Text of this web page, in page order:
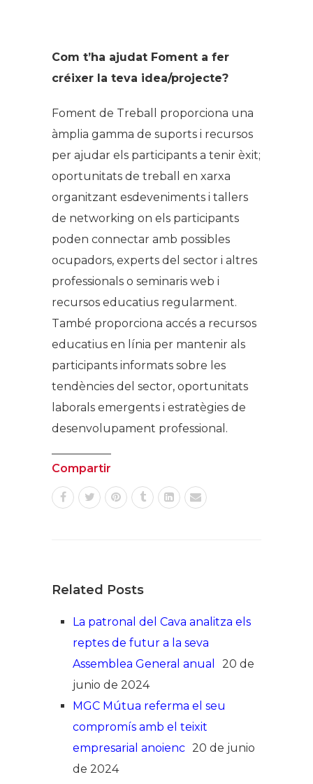
Com t’ha ajudat Foment a fer
créixer la teva idea/projecte?
Foment de Treball proporciona una
àmplia gamma de suports i recursos
per ajudar els participants a tenir èxit;
oportunitats de treball en xarxa
organitzant esdeveniments i tallers
de networking on els participants
poden connectar amb possibles
ocupadors, experts del sector i altres
professionals o seminaris web i
recursos educatius regularment.
També proporciona accés a recursos
educatius en línia per mantenir als
participants informats sobre les
tendències del sector, oportunitats
laborals emergents i estratègies de
desenvolupament professional.
Compartir
Related Posts
La patronal del Cava analitza els
reptes de futur a la seva
Assemblea General anual
20 de
junio de 2024
MGC Mútua referma el seu
compromís amb el teixit
empresarial anoienc 20 de junio
de 2024